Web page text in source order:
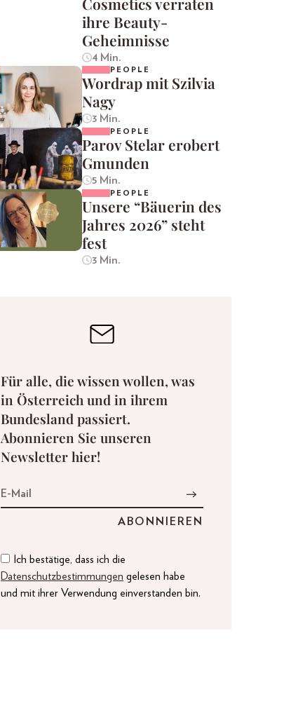
ihre Beauty-
Geheimnisse
4 Min.
PEOPLE
Wordrap mit Szilvia
Nagy
3 Min.
PEOPLE
Parov Stelar erobert
Gmunden
5 Min.
PEOPLE
Unsere “Bäuerin des
Jahres 2026” steht
fest
3 Min.
Für alle, die wissen wollen, was
in Österreich und in ihrem
Bundesland passiert.
Abonnieren Sie unseren
Newsletter hier!
Ich bestätige, dass ich die
Datenschutzbestimmungen gelesen habe
und mit ihrer Verwendung einverstanden bin.